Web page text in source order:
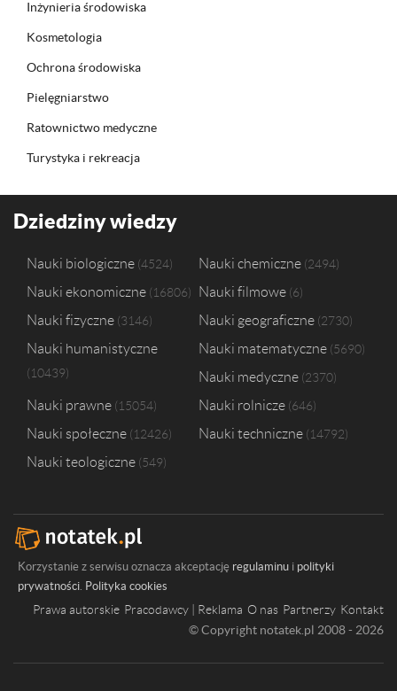
Inżynieria środowiska
Kosmetologia
Ochrona środowiska
Pielęgniarstwo
Ratownictwo medyczne
Turystyka i rekreacja
Dziedziny wiedzy
Nauki biologiczne 4524 Nauki chemiczne 2494
Nauki ekonomiczne 16806 Nauki filmowe 6
Nauki fizyczne 3146 Nauki geograficzne 2730
Nauki humanistyczne
10439
Nauki matematyczne 5690
Nauki medyczne 2370
Nauki prawne 15054 Nauki rolnicze 646
Nauki społeczne 12426 Nauki techniczne 14792
Nauki teologiczne 549
Korzystanie z serwisu oznacza akceptację regulaminu i polityki
prywatności. Polityka cookies
Prawa autorskie Pracodawcy | Reklama O nas Partnerzy Kontakt
© Copyright notatek.pl 2008 - 2026